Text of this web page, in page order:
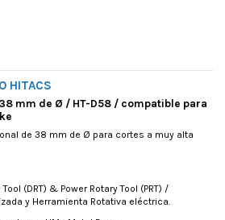
HITACS
mm de Ø / HT-D58 / compatible para
de 38 mm de Ø para cortes a muy alta
(DRT) & Power Rotary Tool (PRT) /
y Herramienta Rotativa eléctrica.